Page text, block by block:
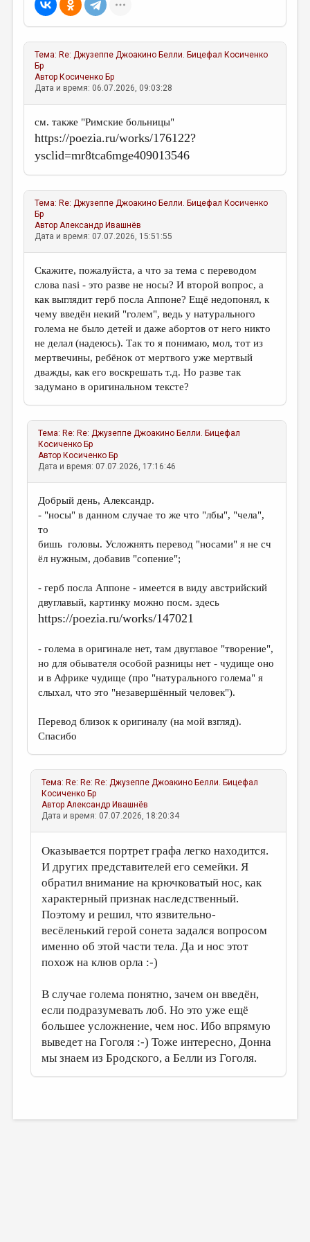
Тема:Re: Джузеппе Джоакино Белли. Бицефал Косиченко
Бр
АвторКосиченко Бр
Дата и время: 06.07.2026, 09:03:28
см. также "Римские больницы"
https://poezia.ru/works/176122?
ysclid=mr8tca6mge409013546
Тема:Re: Джузеппе Джоакино Белли. Бицефал Косиченко
Бр
Автор Александр Ивашнёв
Дата и время: 07.07.2026, 15:51:55
Скажите, пожалуйста, а что за тема с переводом
слова nasi - это разве не носы? И второй вопрос, а
как выглядит герб посла Аппоне? Ещё недопонял, к
чему введён некий "голем", ведь у натурального
голема не было детей и даже абортов от него никто
не делал (надеюсь). Так то я понимаю, мол, тот из
мертвечины, ребёнок от мертвого уже мертвый
дважды, как его воскрешать т.д. Но разве так
задумано в оригинальном тексте?
Тема:Re: Re: Джузеппе Джоакино Белли. Бицефал
Косиченко Бр
АвторКосиченко Бр
Дата и время: 07.07.2026, 17:16:46
Добрый день, Александр.
- "носы" в данном случае то же что "лбы", "чела",
то
бишь головы. Усложнять перевод "носами" я не сч
ёл нужным, добавив "сопение";
- герб посла Аппоне - имеется в виду австрийский
двуглавый, картинку можно посм. здесь
https://poezia.ru/works/147021
- голема в оригинале нет, там двуглавое "творение",
но для обывателя особой разницы нет - чудище оно
и в Африке чудище (про "натурального голема" я
слыхал, что это "незавершённый человек").
Перевод близок к оригиналу (на мой взгляд).
Спасибо
Тема:Re: Re: Re: Джузеппе Джоакино Белли. Бицефал
Косиченко Бр
Автор Александр Ивашнёв
Дата и время: 07.07.2026, 18:20:34
Оказывается портрет графа легко находится.
И других представителей его семейки. Я
обратил внимание на крючковатый нос, как
характерный признак наследственный.
Поэтому и решил, что язвительно-
весёленький герой сонета задался вопросом
именно об этой части тела. Да и нос этот
похож на клюв орла :-)
В случае голема понятно, зачем он введён,
если подразумевать лоб. Но это уже ещё
большее усложнение, чем нос. Ибо впрямую
выведет на Гоголя :-) Тоже интересно, Донна
мы знаем из Бродского, а Белли из Гоголя.